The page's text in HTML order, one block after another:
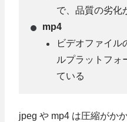
で、品質の劣化
mp4
ビデオファイル
ルプラットフォ
ている
jpeg や mp4 は圧縮がか